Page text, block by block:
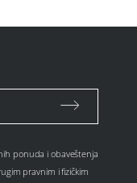
ponuda i obaveštenja
pravnim i fizičkim